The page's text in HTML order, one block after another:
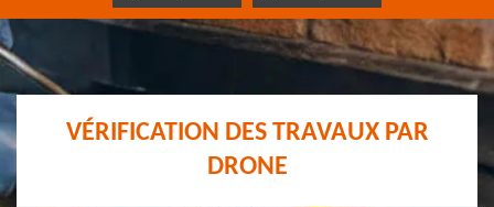
VÉRIFICATION DES TRAVAUX PAR
DRONE